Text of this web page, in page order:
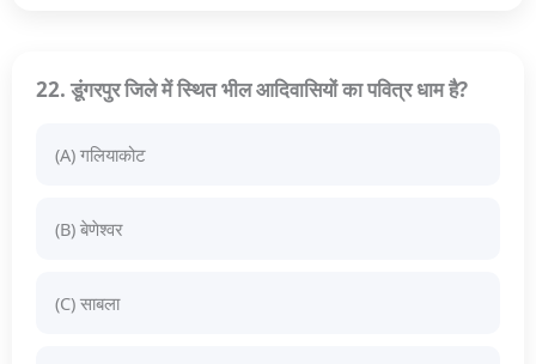
22. डूंगरपुर जिले में स्थित भील आदिवासियों का पवित्र धाम है?
(A) गलियाकोट
(B) बेणेश्वर
(C) साबला